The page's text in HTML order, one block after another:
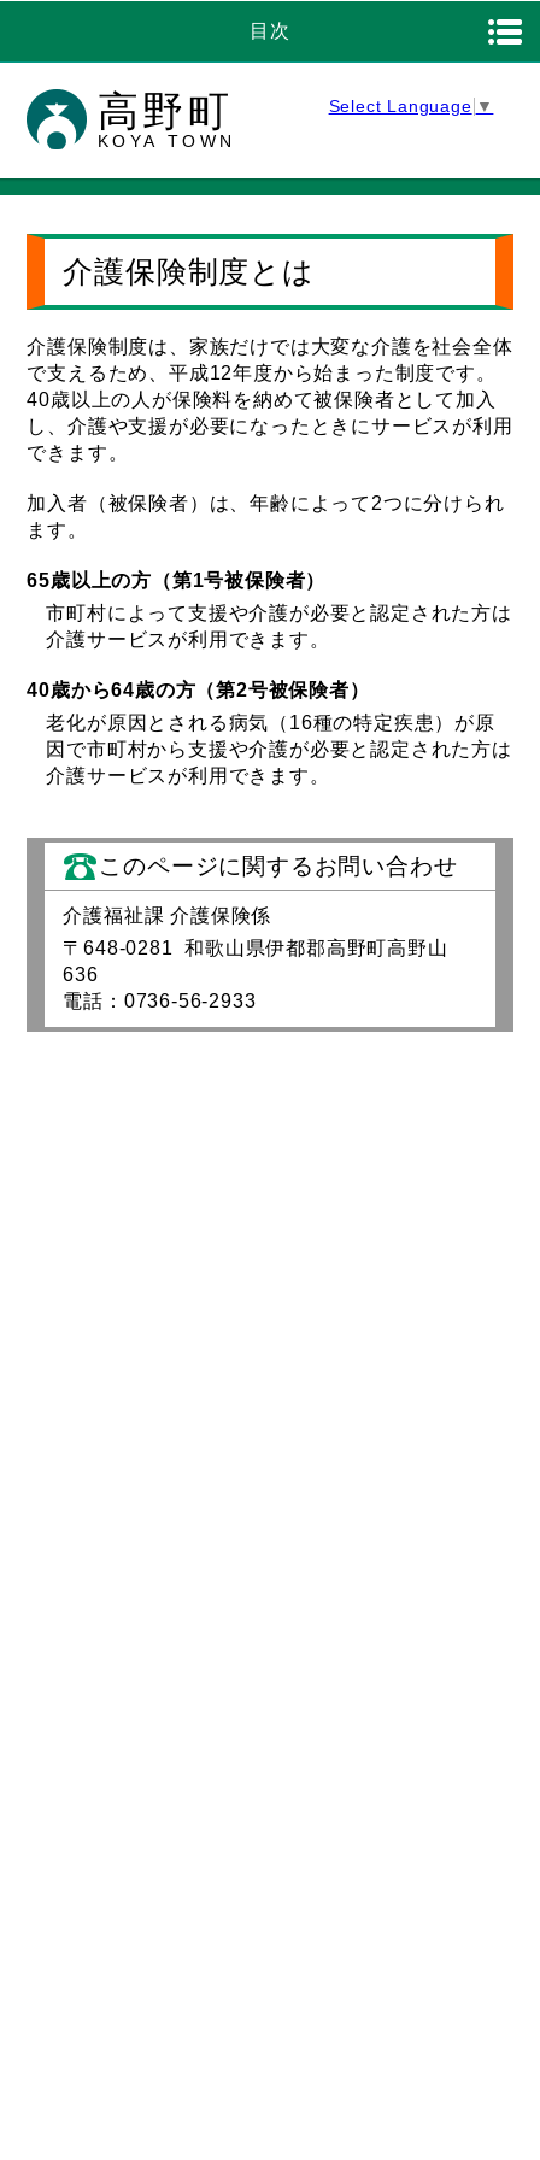
高野町
KOYA TOWN
Select Language ▼
目次
介護保険制度とは
介護保険制度は、家族だけでは大変な介護を社会全体
で支えるため、平成12年度から始まった制度です。
40歳以上の人が保険料を納めて被保険者として加入
し、介護や支援が必要になったときにサービスが利用
できます。
加入者（被保険者）は、年齢によって2つに分けられ
ます。
65歳以上の方（第1号被保険者）
市町村によって支援や介護が必要と認定された方は
介護サービスが利用できます。
40歳から64歳の方（第2号被保険者）
老化が原因とされる病気（16種の特定疾患）が原
因で市町村から支援や介護が必要と認定された方は
介護サービスが利用できます。
このページに関するお問い合わせ
介護福祉課 介護保険係
〒648-0281 和歌山県伊都郡高野町高野山
636
電話：0736-56-2933